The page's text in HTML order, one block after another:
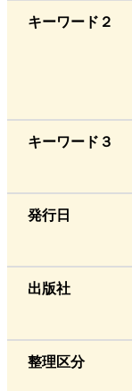
キーワード２
キーワード３
発行日
出版社
整理区分